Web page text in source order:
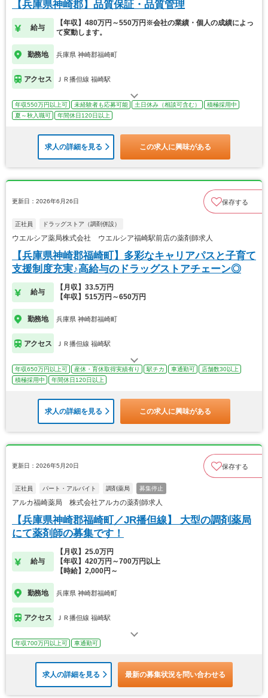
【兵庫県神崎郡】品質保証・品質管理
給与
【年収】480万円～550万円※会社の業績・個人の成績によっ
て変動します。
勤務地 兵庫県 神崎郡福崎町
アクセス ＪＲ播但線 福崎駅
年収550万円以上可 未経験者も応募可能 土日休み（相談可含む）
積極採用中
夏～秋入職可
年間休日120日以上
求人の詳細を見る この求人に興味がある
更新日：2026年6月26日 保存する
正社員 ドラッグストア（調剤併設）
ウエルシア薬局株式会社 ウエルシア福崎駅前店の薬剤師求人
【兵庫県神崎郡福崎町】多彩なキャリアパスと子育て
支援制度充実♪高給与のドラッグストアチェーン◎
給与
【月収】33.5万円
【年収】515万円～650万円
勤務地 兵庫県 神崎郡福崎町
アクセス ＪＲ播但線 福崎駅
年収650万円以上可 産休・育休取得実績有り 駅チカ 車通勤可
店舗数30以上
積極採用中
年間休日120日以上
求人の詳細を見る この求人に興味がある
更新日：2026年5月20日 保存する
正社員 パート・アルバイト 調剤薬局 募集停止
アルカ福崎薬局 株式会社アルカの薬剤師求人
【兵庫県神崎郡福崎町／JR播但線】 大型の調剤薬局
にて薬剤師の募集です！
給与
【月収】25.0万円
【年収】420万円～700万円以上
【時給】2,000円～
勤務地 兵庫県 神崎郡福崎町
アクセス ＪＲ播但線 福崎駅
年収700万円以上可 車通勤可
求人の詳細を見る 最新の募集状況を問い合わせる